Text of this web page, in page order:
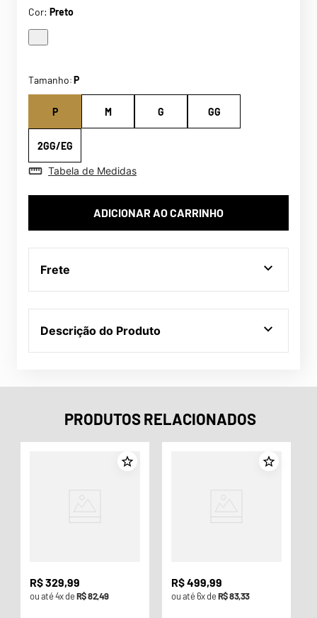
Cor: Preto
Tamanho: P
2GG/EG
G GG
M
P
Tabela de Medidas
ADICIONAR AO CARRINHO
Frete
Descrição do Produto
PRODUTOS RELACIONADOS
R$329,99
ou até4x deR$82,49
R$499,99
ou até6x deR$83,33